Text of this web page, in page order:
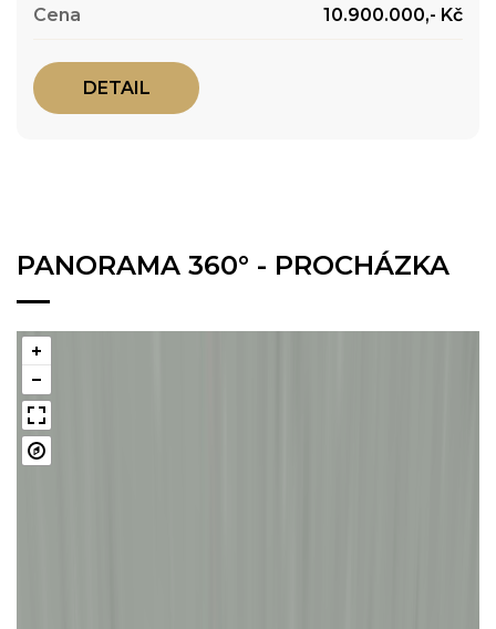
10.900.000,- Kč
DETAIL
PANORAMA 360° - PROCHÁZKA